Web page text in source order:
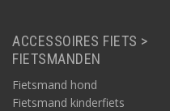
ACCESSOIRES FIETS >
FIETSMANDEN
Fietsmand hond
Fietsmand kinderfiets